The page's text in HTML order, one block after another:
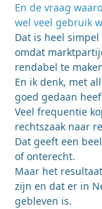
En de vraag
wel veel gebruik
Dat is heel
omdat
rendabel te
En ik denk, met
goed gedaan
Veel frequentie
rechtszaak naar
Dat geeft een
of onterecht.
Maar het
zijn en dat er in
gebleven is.